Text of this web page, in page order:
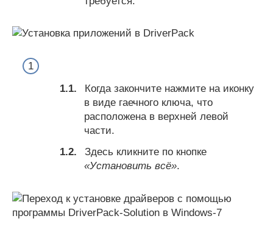
Когда закончите нажмите на иконку
в виде гаечного ключа, что
расположена в верхней левой
части.
Здесь кликните по кнопке
«Установить всё».